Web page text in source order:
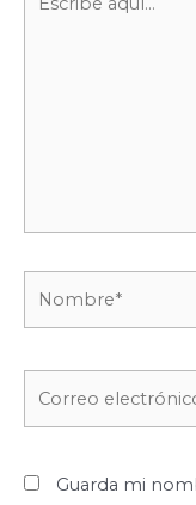
aquí...
Guarda mi